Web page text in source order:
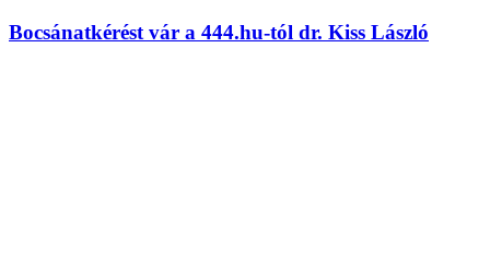
Bocsánatkérést vár a 444.hu-tól dr. Kiss László